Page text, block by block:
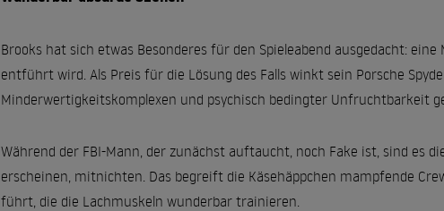
Brooks hat sich etwas Besonderes für den Spieleabend ausgedacht:
entführt wird. Als Preis für die Lösung des Falls winkt sein Porsche
Minderwertigkeitskomplexen und psychisch bedingter Unfruchtbarkeit
Während der FBI-Mann, der zunächst auftaucht, noch Fake ist, sind es
erscheinen, mitnichten. Das begreift die Käsehäppchen mampfende
führt, die die Lachmuskeln wunderbar trainieren.